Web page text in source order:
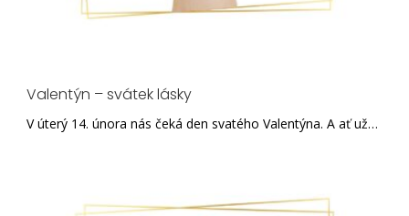
Valentýn – svátek lásky
V úterý 14. února nás čeká den svatého Valentýna. A ať už…